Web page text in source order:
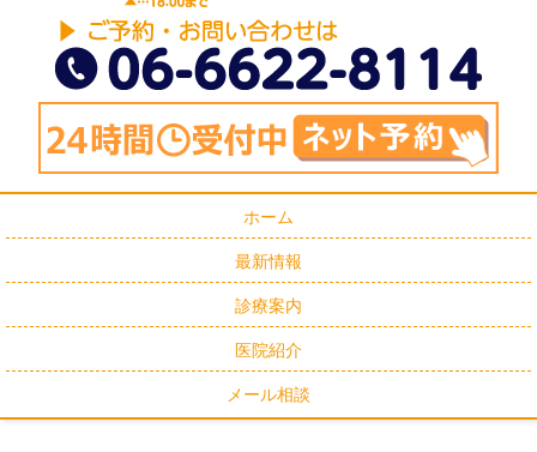
ホーム
最新情報
診療案内
医院紹介
メール相談